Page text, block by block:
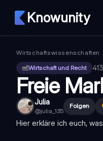
Knowunity
Wirtschaftswissenschaften
Wirtschaft und Recht
413
Freie
Julia
@julia_135
Folgen
Hier erkläre ich euch,